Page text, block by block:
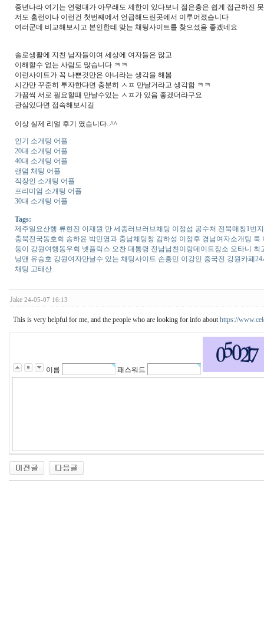
중년나라 여기는 연령대가 아무래도 제한이 있다보니 젊은층은 쉽게 접근하진
저도 홈런이나 이런건 첫번째에서 언급해드린곳에서 이루어졌습니다
여러군데 비교해보시고 본인한테 맞는 채팅사이트를 찾으셨음 좋겠네요
솔로생활에 지친 남자들이여 세상에 여자들은 많고
이해할수 없는 사람도 많습니다 ㅋㅋ
이런사이트가 꼭 나쁜것만은 아니라는 생각을 해봄
시간만 꾸준히 투자한다면 충분히 ㅅㅍ 만날거라고 생각함 ㅋㅋ
가끔씩 서로 필요할때 만날수있는 ㅅㅍ가 있음 좋겠더라구요
관심있다면 접속해보시길
이상 실제 리얼 후기 였습니다..^^
인기 소개팅 어플
20대 소개팅 어플
40대 소개팅 어플
랜덤 채팅 어플
직장인 소개팅 어플
프리미엄 소개팅 어플
30대 소개팅 어플
Tags:
제주일요산행 류현진 이재원 만 세종러­브­러­브­채­팅 이정섭 공수처 전북매­칭­1­
충북전국동호회 송하윤 박민영과 충남체­팅­창 김하성 이정후 경남여자소개팅
둥이 강원여­행­동­우­회 넷플릭스 오찬 대통령 전남남­친­이­랑­데­이­트­장­소 오타니
닝맨 유승호 강원여자만날수 있는 채팅사이트 손흥민 이강인 중국전 강원카­폐­
채팅 고태산
Jake 24-05-07 16:13
This is very helpful for me, and the people who are looking for info abouthttps://
이름 패스워드